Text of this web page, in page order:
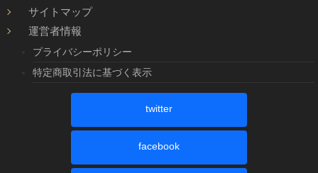
サイトマップ
運営者情報
プライバシーポリシー
特定商取引法に基づく表示
twitter
facebook